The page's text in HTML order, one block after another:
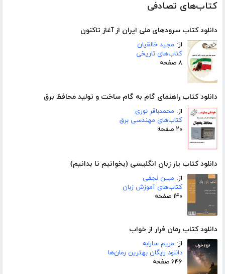
کتاب‌های تصادفی
دانلود کتاب سرود‌های ملی ایران از آغاز تاکنون
از: مجید خالقیان
کتاب‌های تاریخی
۸ صفحه
دانلود کتاب راهنمای گام به گام ساخت و تولید محافظ برق
از: محمدباقر نوری
کتاب‌های مهندسی برق
۲۰ صفحه
دانلود کتاب یار زبان انگلیسی (بخوانیم تا بدانیم)
از: مبین نجفی
کتاب‌های آموزش زبان
۱۴۰ صفحه
دانلود کتاب رمان فرار از خواب
از: مریم سارابه
دانلود رایگان بهترین رمان‌ها
۶۴۶ صفحه